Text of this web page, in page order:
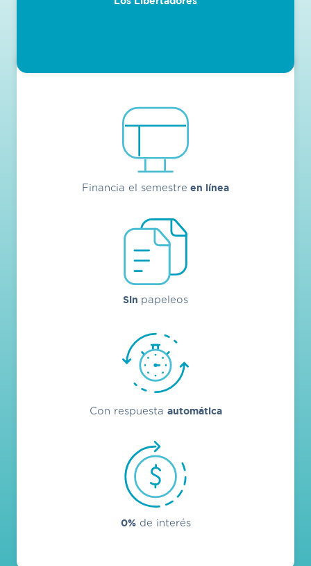
Financia el semestre en línea
Sin papeleos
Con respuesta automática
0%de interés